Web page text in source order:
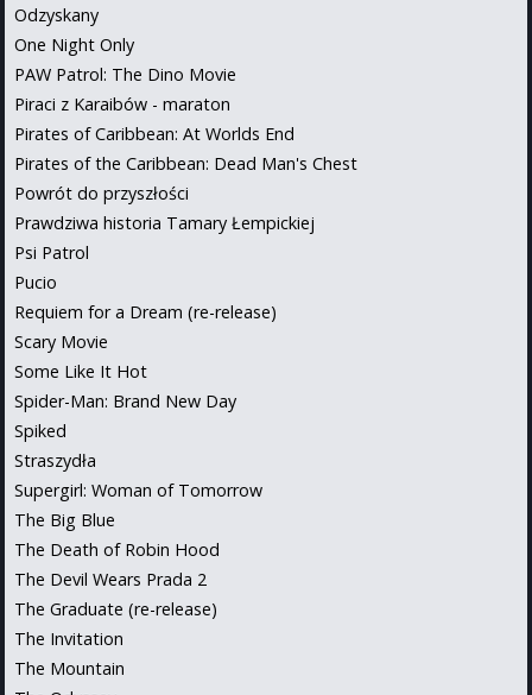
Odzyskany
One Night Only
PAW Patrol: The Dino Movie
Piraci z Karaibów - maraton
Pirates of Caribbean: At Worlds End
Pirates of the Caribbean: Dead Man's Chest
Powrót do przyszłości
Prawdziwa historia Tamary Łempickiej
Psi Patrol
Pucio
Requiem for a Dream (re-release)
Scary Movie
Some Like It Hot
Spider-Man: Brand New Day
Spiked
Straszydła
Supergirl: Woman of Tomorrow
The Big Blue
The Death of Robin Hood
The Devil Wears Prada 2
The Graduate (re-release)
The Invitation
The Mountain